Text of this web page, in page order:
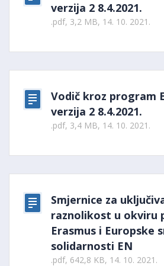
verzija 2 8.4.2021.
.pdf, 3,2 MB, 14. 10. 2021.
Vodič kroz program
verzija 2 8.4.2021.
.pdf, 3,4 MB, 14. 10. 2021.
Smjernice za
raznolikost u okviru
Erasmus i Europske
solidarnosti EN
.pdf, 642,8 KB, 14. 10. 2021.